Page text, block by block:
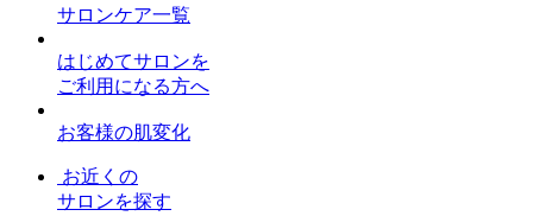
サロンケア一覧
はじめてサロンを
ご利用になる方へ
お客様の肌変化
お近くの
サロンを探す